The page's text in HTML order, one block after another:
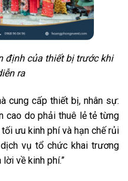
định của thiết bị trước khi
ra
cung cấp thiết bị, nhân sự:
cao do phải thuê lẻ tẻ từng
ưu kinh phí và hạn chế rủi
vụ tổ chức khai trương
về kinh phí.”